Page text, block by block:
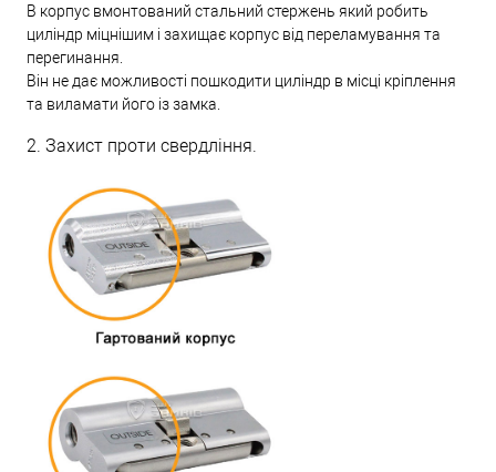
В корпус вмонтований стальний стержень який робить
циліндр міцнішим і захищає корпус від переламування та
перегинання.
Він не дає можливості пошкодити циліндр в місці кріплення
та виламати його із замка.
2. Захист проти свердління.